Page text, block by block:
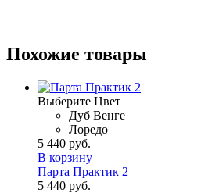
Похожие товары
Выберите Цвет
Дуб Венге
Лоредо
5 440 руб.
В корзину
Парта Практик 2
5 440 руб.